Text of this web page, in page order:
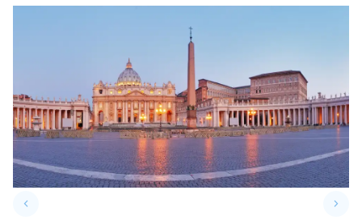
keyboard_arrow_leftPrevious slide keyboard_arrow_right